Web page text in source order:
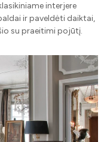
interjere
ir paveldėti daiktai,
su praeitimi pojūtį.